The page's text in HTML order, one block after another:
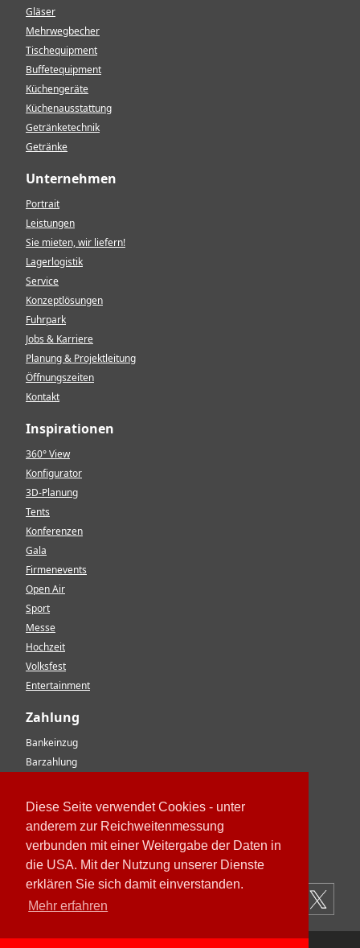
Diese Seite verwendet Cookies - unter
anderem zur Reichweitenmessung
verbunden mit einer Weitergabe der Daten in
die USA. Mit der Nutzung unserer Dienste
erklären Sie sich damit einverstanden.
Mehr erfahren
Gläser
Mehrwegbecher
Tischequipment
Buffetequipment
Küchengeräte
Küchenausstattung
Getränketechnik
Getränke
Unternehmen
Portrait
Leistungen
Sie mieten, wir liefern!
Lagerlogistik
Service
Konzeptlösungen
Fuhrpark
Jobs & Karriere
Planung & Projektleitung
Öffnungszeiten
Kontakt
Inspirationen
360° View
Konfigurator
3D-Planung
Tents
Konferenzen
Gala
Firmenevents
Open Air
Sport
Messe
Hochzeit
Volksfest
Entertainment
Zahlung
Bankeinzug
Barzahlung
EC-Karte
Kreditkarte
Rechnung
Paypal